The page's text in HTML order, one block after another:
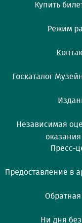
Купить
Режим
Госкаталог
Независимая
оказания
Пресс-
Предоставление в
Обратная
Ни дня